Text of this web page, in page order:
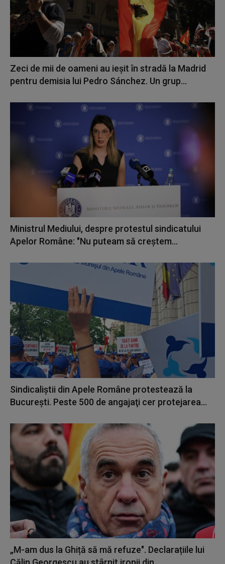
Zeci de mii de oameni au ieșit în stradă la Madrid
pentru demisia lui Pedro Sánchez. Un grup...
Ministrul Mediului, despre protestul sindicatului
Apelor Române: "Nu puteam să creștem...
Sindicaliştii din Apele Române protestează la
Bucureşti. Peste 500 de angajaţi cer protejarea...
„M-am dus la Ghiță să mă refuze". Declarațiile lui